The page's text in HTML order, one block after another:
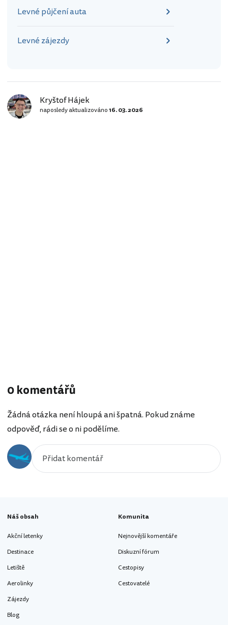
Levné půjčení auta
Levné zájezdy
Kryštof Hájek
naposledy aktualizováno16. 03. 2026
0 komentářů
Žádná otázka není hloupá ani špatná. Pokud známe
odpověď, rádi se o ni podělíme.
Náš obsah
Akční letenky
Destinace
Letiště
Aerolinky
Zájezdy
Blog
Komunita
Nejnovější komentáře
Diskuzní fórum
Cestopisy
Cestovatelé